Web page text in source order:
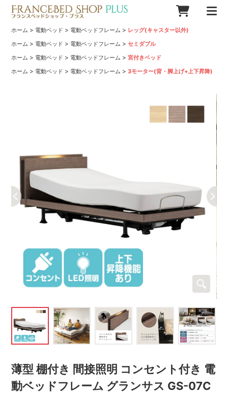
ホーム > 電動ベッド > 電動ベッドフレーム > レッグ(キャスター以外)
ホーム > 電動ベッド > 電動ベッドフレーム >セミダブル
ホーム > 電動ベッド > 電動ベッドフレーム >宮付きベッド
ホーム > 電動ベッド > 電動ベッドフレーム >3モーター(背・脚上げ+上下昇降)
薄型 棚付き 間接照明 コンセント付き 電
動ベッドフレーム グランサス GS-07C